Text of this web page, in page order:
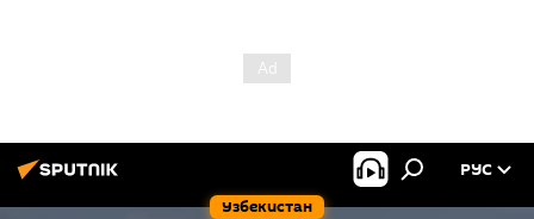
Узбекистан
РУС